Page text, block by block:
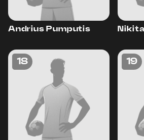
Andrius Pumputis
18 19